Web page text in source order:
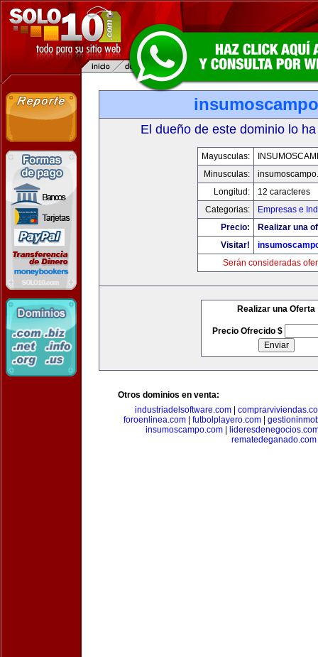
El dueño de este dominio lo
Mayusculas:
Minusculas:
Longitud:
12 caracteres
Categorias:
Empresas e
Precio:
Realizar una
Visitar!
Serán consideradas
Realizar una Oferta
Precio Ofrecido $
Otros dominios en venta:
industriadelsoftware.com|
foroenlinea.com
futbolplayero.com
insumoscampo.com|
rematedeganado.com